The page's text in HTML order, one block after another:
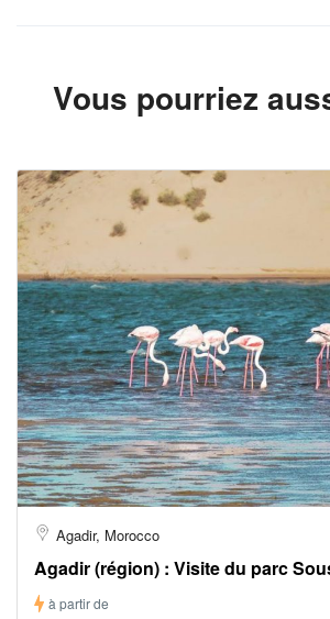
Vous pourriez
Agadir, Morocco
Agadir (région) : Visite du parc
à partir de